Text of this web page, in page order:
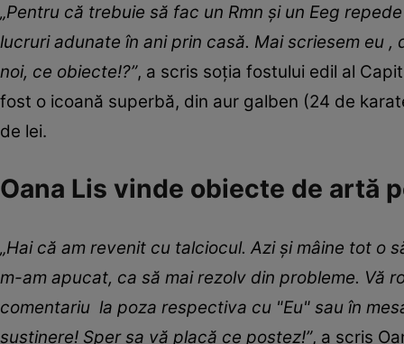
„Pentru că trebuie să fac un Rmn și un Eeg
lucruri adunate în ani prin casă. Mai scriesem eu
noi, ce obiecte!?”, a scris soția fostului edil al
fost o icoană superbă, din aur galben (24 de
de lei.
Oana Lis vinde obiecte de artă
„Hai că am revenit cu talciocul. Azi și mâine tot o
m-am apucat, ca să mai rezolv din probleme. Vă
comentariu la poza respectiva cu "Eu" sau în
sustinere! Sper sa vă placă ce postez!”, a scris